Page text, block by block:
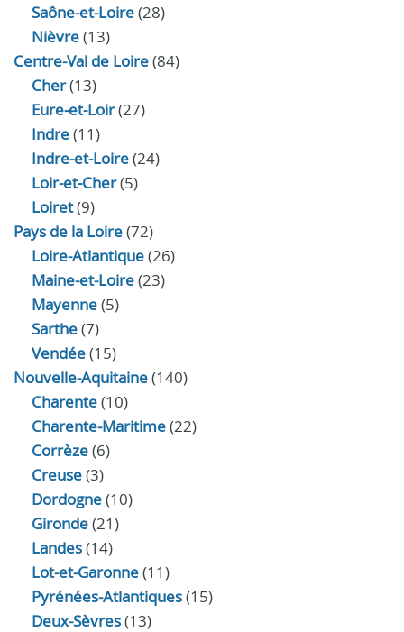
Saône-et-Loire(28)
Nièvre(13)
Centre-Val de Loire(84)
Cher(13)
Eure‑et‑Loir(27)
Indre(11)
Indre‑et‑Loire(24)
Loir‑et‑Cher(5)
Loiret(9)
Pays de la Loire(72)
Loire-Atlantique(26)
Maine-et-Loire(23)
Mayenne(5)
Sarthe(7)
Vendée(15)
Nouvelle-Aquitaine(140)
Charente(10)
Charente-Maritime(22)
Corrèze(6)
Creuse(3)
Dordogne(10)
Gironde(21)
Landes(14)
Lot-et-Garonne(11)
Pyrénées-Atlantiques(15)
Deux-Sèvres(13)